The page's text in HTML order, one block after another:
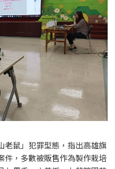
老鼠」犯罪型態，指出高雄旗
件，多數被販售作為製作栽培